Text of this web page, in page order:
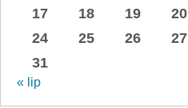
17
18 19 20
24
25 26 27
31
« lip